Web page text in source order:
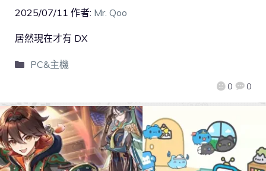
2025/07/11 作者: Mr. Qoo
0 0
居然現在才有 DX
PC&主機